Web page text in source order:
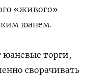
«живого»
юанем.
юаневые торги,
сворачивать